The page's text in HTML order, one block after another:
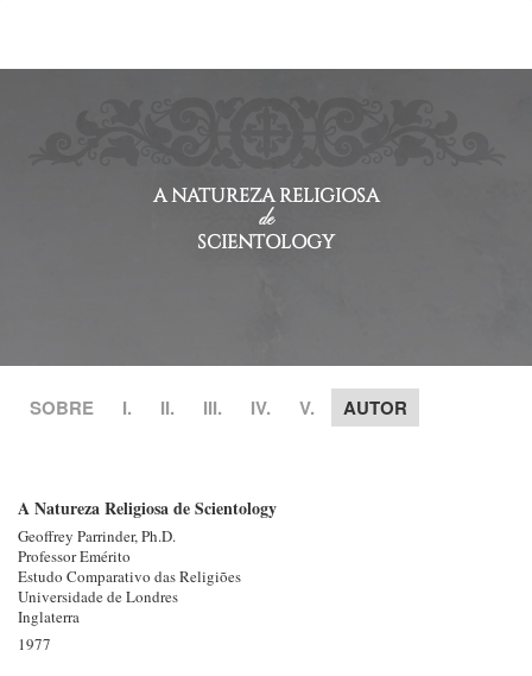
A NATUREZA RELIGIOSA
de
SCIENTOLOGY
SOBRE I. II. III. IV. V. AUTOR
A Natureza Religiosa de Scientology
Geoffrey Parrinder, Ph.D.
Professor Emérito
Estudo Comparativo das Religiões
Universidade de Londres
Inglaterra
1977